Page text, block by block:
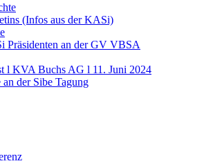
(Infos aus der KASi)
Präsidenten an der GV VBSA
l KVA Buchs AG l 11. Juni 2024
der Sibe Tagung